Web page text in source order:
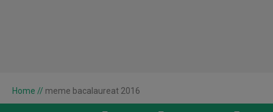
Home // meme bacalaureat 2016